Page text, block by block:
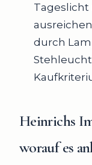
Tageslicht
durch
Heinrichs
worauf es